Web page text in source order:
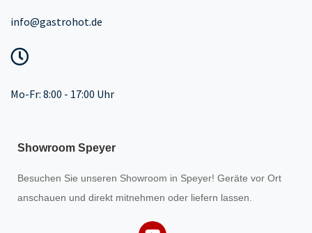
info@gastrohot.de
Mo-Fr: 8:00 - 17:00 Uhr
Showroom Speyer
Besuchen Sie unseren Showroom in Speyer! Geräte vor Ort
anschauen und direkt mitnehmen oder liefern lassen.